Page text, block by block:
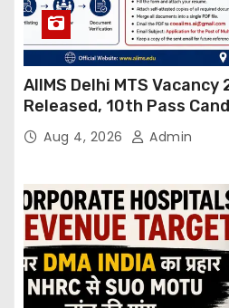
AIIMS Delhi MTS
Released, 10th Pass
Through Email
Aug 4, 2026 Admin